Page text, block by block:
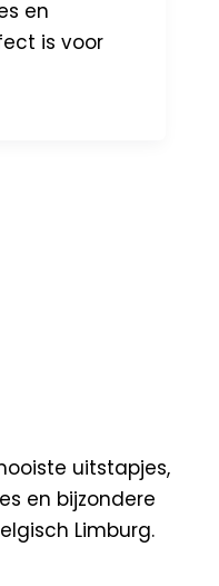
en
is voor
uitstapjes,
en bijzondere
Limburg.